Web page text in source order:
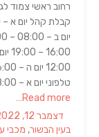
רחוב ראשי צמוד
טלפוני יום א – 08:00 – 12:00 יום ב
Read more…
Posted
on
דצמבר 12, 2022
בעין הבשור, מכבי